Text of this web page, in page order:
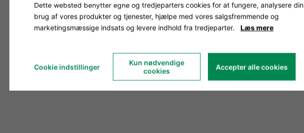
Dette websted benytter egne og tredjeparters cookies for at fungere, analysere din
brug af vores produkter og tjenester, hjælpe med vores salgsfremmende og
marketingsmæssige indsats og levere indhold fra tredjeparter. Læs mere
Cookie indstillinger
Kun nødvendige
cookies
Accepter alle cookies